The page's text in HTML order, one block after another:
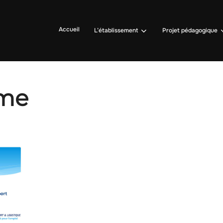
Accueil L’établissement Projet pédagogique